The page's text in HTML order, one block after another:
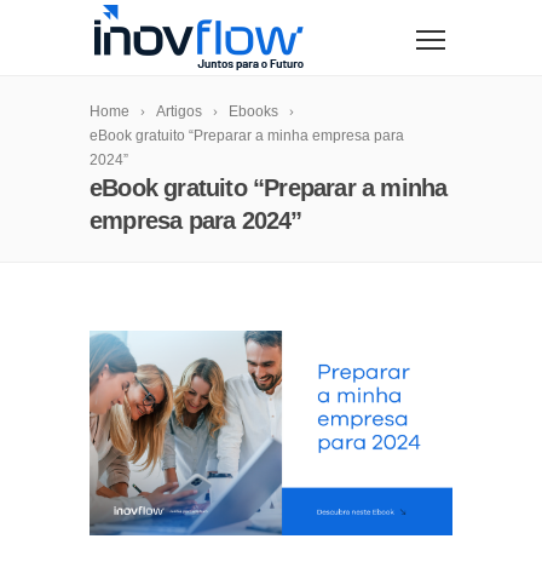
Home Artigos
Ebooks
eBook gratuito “Preparar a minha empresa para
2024”
eBook gratuito “Preparar a minha
empresa para 2024”